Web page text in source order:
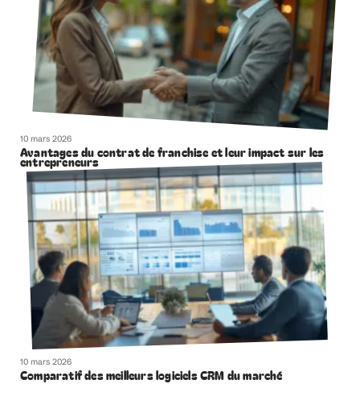
10 mars 2026
Avantages du contrat de franchise et leur impact sur les
entrepreneurs
10 mars 2026
Comparatif des meilleurs logiciels CRM du marché